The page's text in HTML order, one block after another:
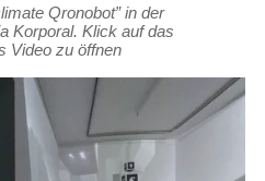
Qronobot” in der
Korporal. Klick auf das
Video zu öffnen